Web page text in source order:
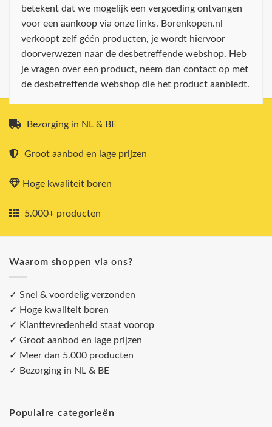
betekent dat we mogelijk een vergoeding ontvangen
voor een aankoop via onze links. Borenkopen.nl
verkoopt zelf géén producten, je wordt hiervoor
doorverwezen naar de desbetreffende webshop. Heb
je vragen over een product, neem dan contact op met
de desbetreffende webshop die het product aanbiedt.
Bezorging in NL & BE
Groot aanbod en lage prijzen
Hoge kwaliteit boren
5.000+ producten
Waarom shoppen via ons?
✓ Snel & voordelig verzonden
✓ Hoge kwaliteit boren
✓ Klanttevredenheid staat voorop
✓ Groot aanbod en lage prijzen
✓ Meer dan 5.000 producten
✓ Bezorging in NL & BE
Populaire categorieën